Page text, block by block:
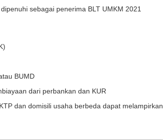
sebagai penerima BLT UMKM 2021
BUMD
dari perbankan dan KUR
dan domisili usaha berbeda dapat melampirkan